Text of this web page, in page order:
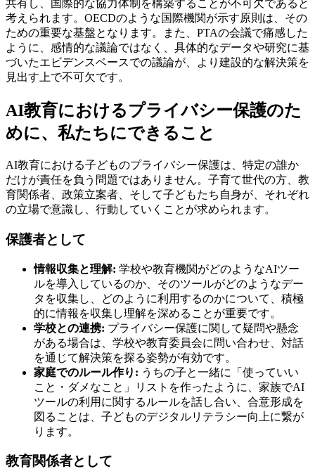
共有し、国際的な協力体制を構築することが不可欠であると
考えられます。OECDのような国際機関が示す原則は、その
ための重要な基盤となります。また、PTAの会議で痛感した
ように、感情的な議論ではなく、具体的なデータや研究に基
づいたエビデンスベースでの議論が、より建設的な解決策を
見出す上で不可欠です。
AI教育におけるプライバシー保護のた
めに、私たちにできること
AI教育における子どものプライバシー保護は、特定の誰か
だけが責任を負う問題ではありません。子育て世代の方、教
育関係者、政策立案者、そして子どもたち自身が、それぞれ
の立場で意識し、行動していくことが求められます。
保護者として
情報収集と理解: 学校や教育機関がどのようなAIツー
ルを導入しているのか、そのツールがどのようなデー
タを収集し、どのように利用するのかについて、積極
的に情報を収集し理解を深めることが重要です。
学校との連携: プライバシー保護に関して疑問や懸念
がある場合は、学校や教育委員会に問い合わせ、対話
を通じて解決策を探る姿勢が有効です。
家庭でのルール作り: うちの子と一緒に「使っていい
こと・ダメなこと」リストを作ったように、家族でAI
ツールの利用に関するルールを話し合い、合意形成を
図ることは、子どものデジタルリテラシー向上に繋が
ります。
教育関係者として